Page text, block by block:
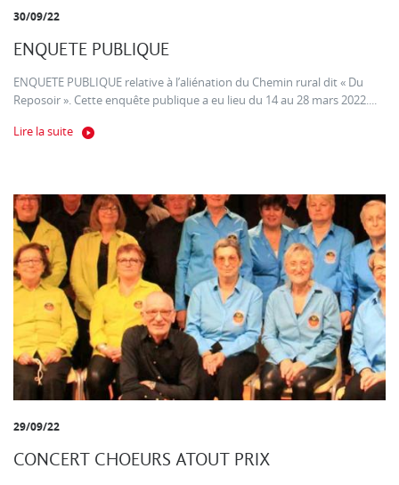
30/09/22
ENQUETE PUBLIQUE
ENQUETE PUBLIQUE relative à l’aliénation du Chemin rural dit « Du
Reposoir ». Cette enquête publique a eu lieu du 14 au 28 mars 2022....
Lire la suite
29/09/22
CONCERT CHOEURS ATOUT PRIX